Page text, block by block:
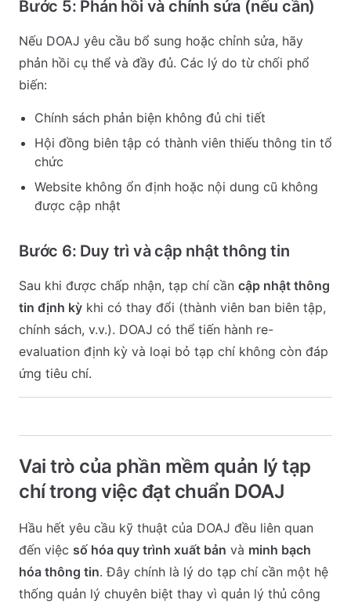
Bước 5: Phản hồi và chỉnh sửa (nếu cần)
Nếu DOAJ yêu cầu bổ sung hoặc chỉnh sửa, hãy
phản hồi cụ thể và đầy đủ. Các lý do từ chối phổ
biến:
Chính sách phản biện không đủ chi tiết
Hội đồng biên tập có thành viên thiếu thông tin tổ
chức
Website không ổn định hoặc nội dung cũ không
được cập nhật
Bước 6: Duy trì và cập nhật thông tin
Sau khi được chấp nhận, tạp chí cần cập nhật thông
tin định kỳ khi có thay đổi (thành viên ban biên tập,
chính sách, v.v.). DOAJ có thể tiến hành re-
evaluation định kỳ và loại bỏ tạp chí không còn đáp
ứng tiêu chí.
Vai trò của phần mềm quản lý tạp
chí trong việc đạt chuẩn DOAJ
Hầu hết yêu cầu kỹ thuật của DOAJ đều liên quan
đến việc số hóa quy trình xuất bản và minh bạch
hóa thông tin. Đây chính là lý do tạp chí cần một hệ
thống quản lý chuyên biệt thay vì quản lý thủ công